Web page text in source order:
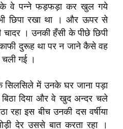
वे पन्ने फड़फड़ा कर खुल गये
छिपा रखा था । और ऊपर से
। उनकी हँसी के पीछे छिपी
काफी दुरूह था पर न जाने कैसे वह
गई ।
में उनके घर जाना पड़ा
दिया और वे खुद अन्दर चले
इस बीच उनकी दस वर्षीया
देर उससे बात करता रहा ।